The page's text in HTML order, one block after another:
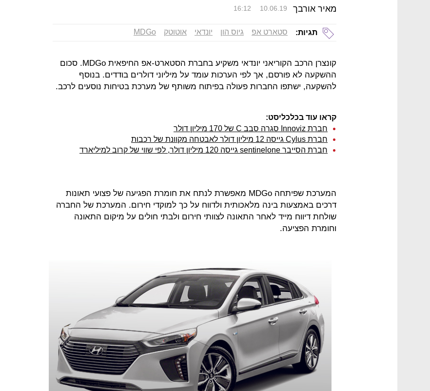
מאיר אורבך 16:12 10.06.19
תגיות: סטארט אפ גיוס הון יונדאי אוטוטק MDGo
קונצרן הרכב הקוריאני יונדאי משקיע בחברת הסטארט-אפ החיפאית MDGo. סכום
ההשקעה לא פורסם, אך לפי הערכות עומד על מיליוני דולרים בודדים. בנוסף
להשקעה, ישתפו החברות פעולה בפיתוח משותף של מערכת בטיחות נוסעים לרכב.
קראו עוד בכלכליסט:
חברת Innoviz סגרה סבב C של 170 מיליון דולר
חברת Cylus גייסה 12 מיליון דולר לאבטחה מקוונת של רכבות
חברת הסייבר sentinelone גייסה 120 מיליון דולר, לפי שווי של קרוב למיליארד
המערכת שפיתחה MDGo מאפשרת לנתח את חומרת הפגיעה של פצועי תאונות
דרכים באמצעות בינה מלאכותית ולדווח על כך למוקדי חירום. המערכת של החברה
שולחת דיווח מייד לאחר התאונה לצוותי חירום ולבתי חולים על מיקום התאונה
וחומרת הפציעה.